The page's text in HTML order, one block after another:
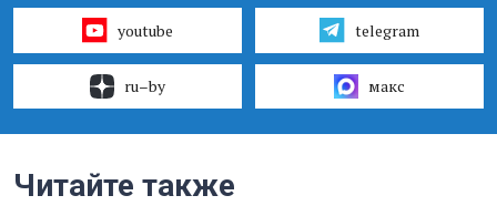
youtube telegram
ru–by макс
Читайте также